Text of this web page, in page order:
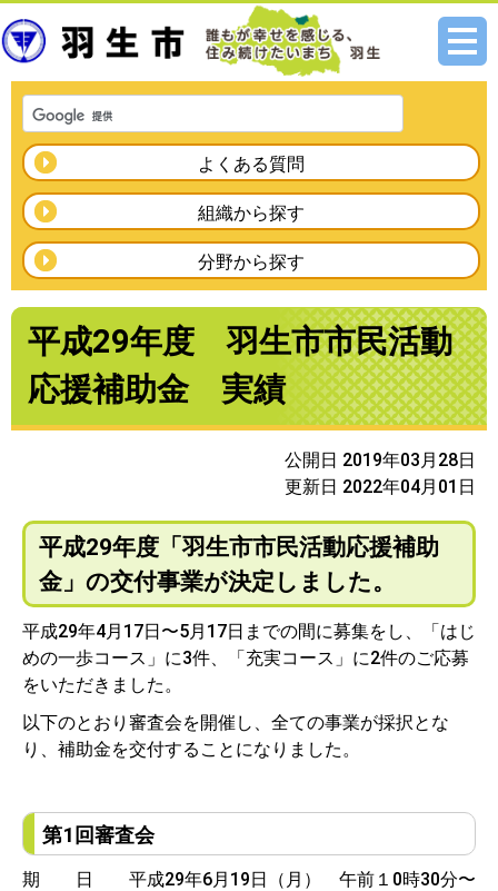
メニ
よくある質問
組織から探す
分野から探す
平成29年度 羽生市市民活動
応援補助金 実績
公開日 2019年03月28日
更新日 2022年04月01日
平成29年度「羽生市市民活動応援補助
金」の交付事業が決定しました。
平成29年4月17日〜5月17日までの間に募集をし、「はじ
めの一歩コース」に3件、「充実コース」に2件のご応募
をいただきました。
以下のとおり審査会を開催し、全ての事業が採択とな
り、補助金を交付することになりました。
第1回審査会
期 日 平成29年6月19日（月） 午前１0時30分〜